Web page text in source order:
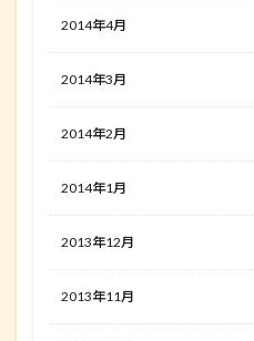
2014年4月
2014年3月
2014年2月
2014年1月
2013年12月
2013年11月